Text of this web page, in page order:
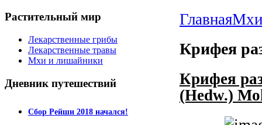
ГлавнаяМхи
Крифея
Крифея
(Hedw.)
Растительный мир
Лекарственные грибы
Лекарственные травы
Мхи и лишайники
Дневник путешествий
Сбор Рейши 2018 начался!